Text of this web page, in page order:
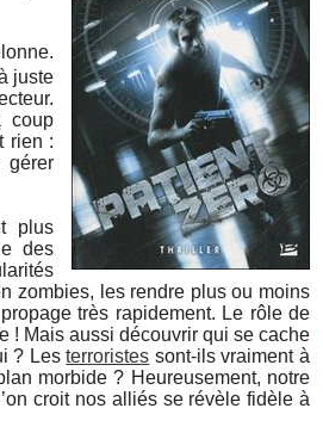
juste
coup
rien :
gérer
plus
des
zombies, les rendre plus ou moins
très rapidement. Le rôle de
! Mais aussi découvrir qui se cache
? Lesterroristes sont-ils vraiment à
morbide ? Heureusement, notre
croit nos alliés se révèle fidèle à